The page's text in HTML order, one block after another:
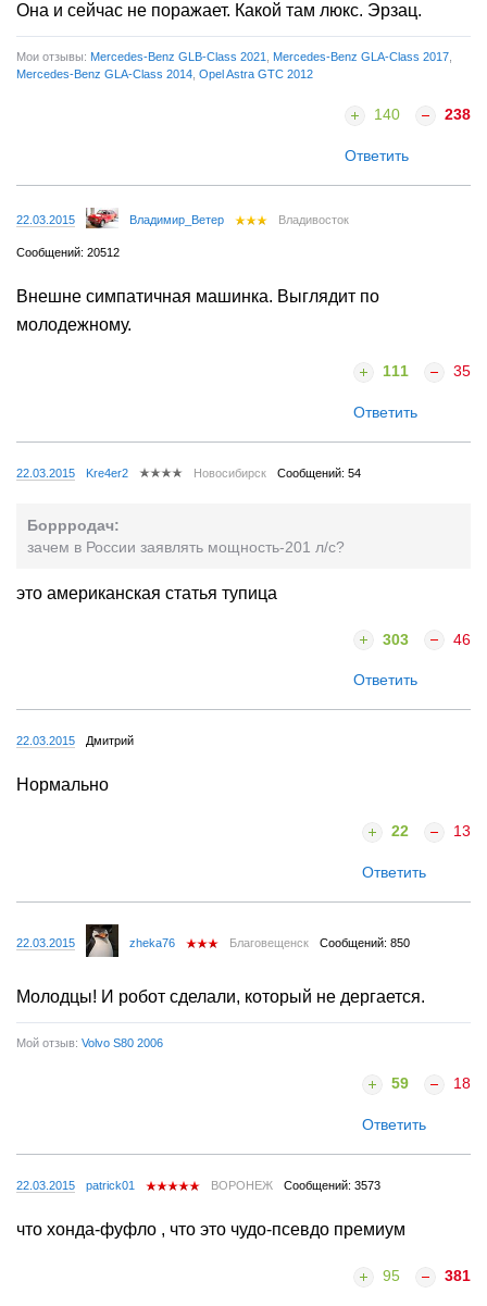
Она и сейчас не поражает. Какой там люкс. Эрзац.
Мои отзывы: Mercedes-Benz GLB-Class 2021 Mercedes-Benz GLA-Class 2017
Mercedes-Benz GLA-Class 2014 Opel Astra GTC 2012
140 238
Ответить
22.03.2015 Владимир_Ветер Владивосток
Сообщений: 20512
Внешне симпатичная машинка. Выглядит по
молодежному.
111 35
Ответить
22.03.2015 Kre4er2 Новосибирск Сообщений: 54
Боррродач:
зачем в России заявлять мощность-201 л/с?
это американская статья тупица
303 46
Ответить
22.03.2015 Дмитрий
Нормально
22 13
Ответить
22.03.2015 zheka76 Благовещенск Сообщений: 850
Молодцы! И робот сделали, который не дергается.
Мой отзыв: Volvo S80 2006
59 18
Ответить
22.03.2015 patrick01 ВОРОНЕЖ Сообщений: 3573
что хонда-фуфло , что это чудо-псевдо премиум
95 381